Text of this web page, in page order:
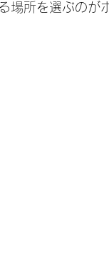
場所を選ぶのが